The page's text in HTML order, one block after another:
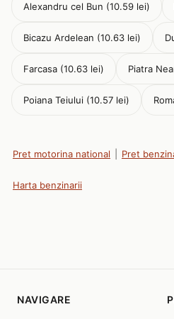
Alexandru cel Bun (10.59 lei)
Bicazu Ardelean (10.63 lei)
Farcasa (10.63 lei) Piatra
Poiana Teiului (10.57 lei)
Pret motorina national Pret
Harta benzinarii
NAVIGARE